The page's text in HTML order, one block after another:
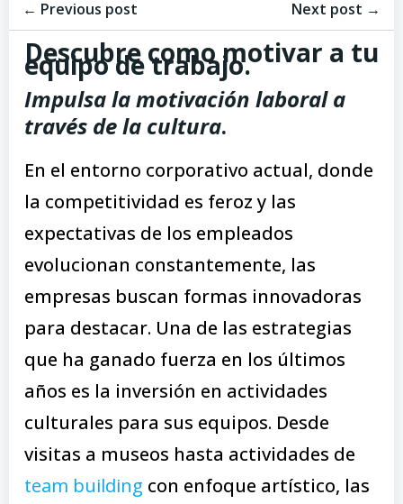
de
entradas
← Previous post
entradas
Next post →
Descubre como motivar a tu
equipo de trabajo.
Impulsa la motivación laboral a
través de la cultura.
En el entorno corporativo actual, donde
la competitividad es feroz y las
expectativas de los empleados
evolucionan constantemente, las
empresas buscan formas innovadoras
para destacar. Una de las estrategias
que ha ganado fuerza en los últimos
años es la inversión en actividades
culturales para sus equipos. Desde
visitas a museos hasta actividades de
team building con enfoque artístico, las